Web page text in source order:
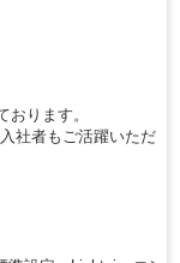
ります。
社者もご活躍いただ